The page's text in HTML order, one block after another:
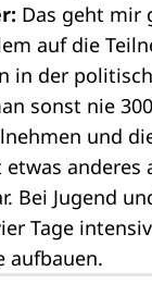
Das geht mir
auf die
in der
sonst nie
und
anderes
Bei Jugend
Tage
aufbauen.